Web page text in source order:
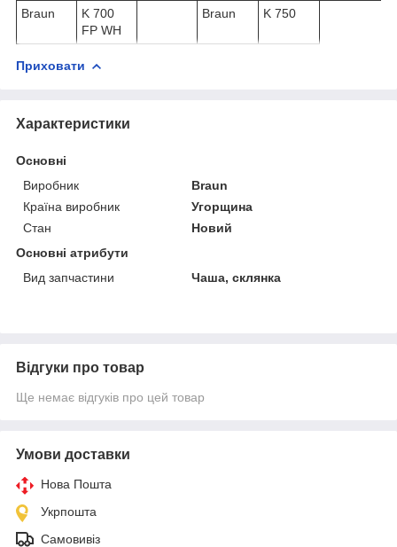
Braun
K 700
FP WH
Braun K 750
Приховати
Характеристики
Основні
Виробник
Braun
Країна виробник
Угорщина
Стан
Новий
Основні атрибути
Вид запчастини
Чаша, склянка
Відгуки про товар
Ще немає відгуків про цей товар
Умови доставки
Нова Пошта
Укрпошта
Самовивіз